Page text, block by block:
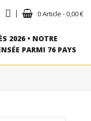
0 Article - 0,00 €
2026 • NOTRE
PARMI 76 PAYS